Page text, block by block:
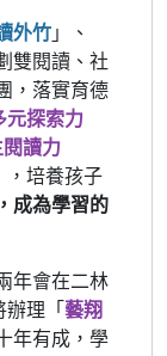
外竹」、
雙閱讀、社
，落實育德
探索力
讀力
，培養孩子
成為學習的
年會在二林
辦理「藝翔
年有成，學